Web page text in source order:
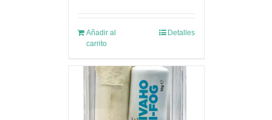
Añadir al
carrito
Detalles